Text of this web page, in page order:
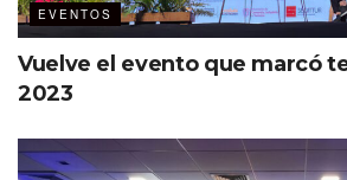
EVENTOS
Vuelve el evento que marcó
2023